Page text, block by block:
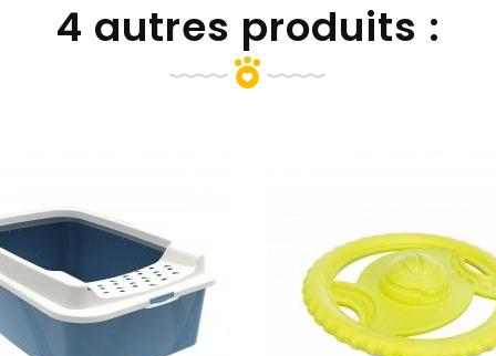
4 autres produits :